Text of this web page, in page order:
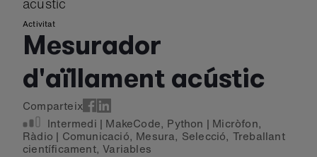
Activitat
Mesurador
d'aïllament acústic
Comparteix
Intermedi | MakeCode, Python | Micròfon,
Ràdio | Comunicació, Mesura, Selecció, Treballant
científicament,Variables